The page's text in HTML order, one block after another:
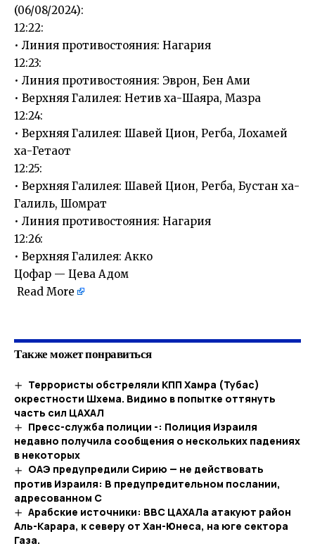
(06/08/2024):
12:22:
• Линия противостояния: Нагария
12:23:
• Линия противостояния: Эврон, Бен Ами
• Верхняя Галилея: Нетив ха-Шаяра, Мазра
12:24:
• Верхняя Галилея: Шавей Цион, Регба, Лохамей
ха-Гетаот
12:25:
• Верхняя Галилея: Шавей Цион, Регба, Бустан ха-
Галиль, Шомрат
• Линия противостояния: Нагария
12:26:
• Верхняя Галилея: Акко
Цофар — Цева Адом
Read More
Также может понравиться
Террористы обстреляли КПП Хамра (Тубас)
окрестности Шхема. Видимо в попытке оттянуть
часть сил ЦАХАЛ
Пресс-служба полиции -: Полиция Израиля
недавно получила сообщения о нескольких падениях
в некоторых
ОАЭ предупредили Сирию — не действовать
против Израиля: В предупредительном послании,
адресованном С
Арабские источники: ВВС ЦАХАЛа атакуют район
Аль-Карара, к северу от Хан-Юнеса, на юге сектора
Газа.